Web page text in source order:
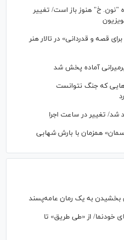
"نون. خ" هنوز باز است/ تغییر
قصه و قدردانی» در تالار هنر
آماده پخش شد
که جنگ نتوانست
تغییر در ساعت اجرا
همزمان با بارش شهابی
بخشیدن به یک رمان عامه‌پسند
خودنما/ از «طی طریق» تا